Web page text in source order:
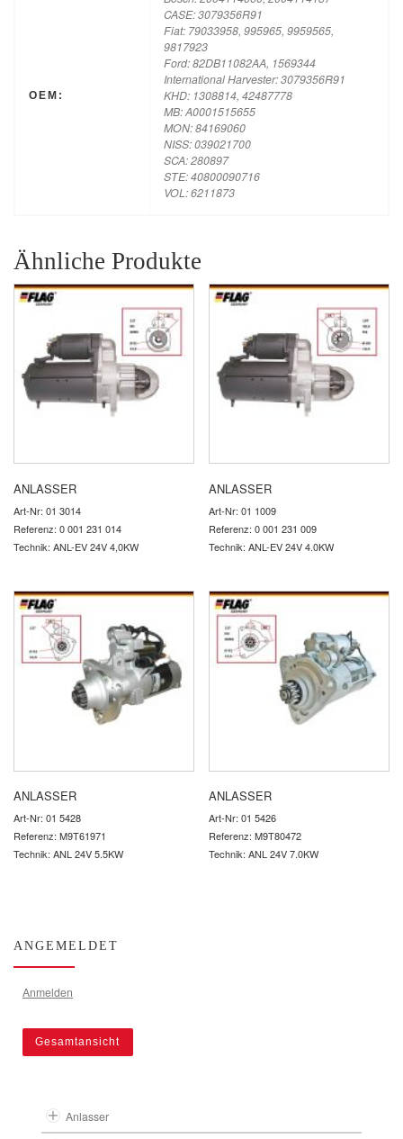
OEM:
CASE: 3079356R91
Fiat: 79033958, 995965, 9959565,
9817923
Ford: 82DB11082AA, 1569344
International Harvester: 3079356R91
KHD: 1308814, 42487778
MB: A0001515655
MON: 84169060
NISS: 039021700
SCA: 280897
STE: 40800090716
VOL: 6211873
Ähnliche Produkte
ANLASSER
Art-Nr: 01 3014
Referenz: 0 001 231 014
Technik: ANL-EV 24V 4,0KW
ANLASSER
Art-Nr: 01 1009
Referenz: 0 001 231 009
Technik: ANL-EV 24V 4.0KW
ANLASSER
Art-Nr: 01 5428
Referenz: M9T61971
Technik: ANL 24V 5.5KW
ANLASSER
Art-Nr: 01 5426
Referenz: M9T80472
Technik: ANL 24V 7.0KW
ANGEMELDET
Anmelden
Gesamtansicht
Anlasser